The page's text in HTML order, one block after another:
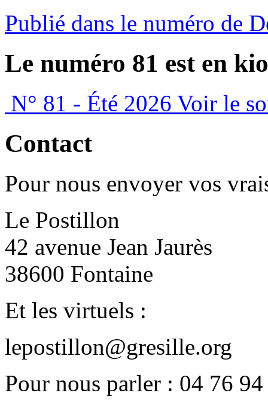
Publié dans le numéro de
Le numéro 81 est en
N° 81 - Été 2026 Voir le
Contact
Pour nous envoyer vos
Le Postillon
42 avenue Jean Jaurès
38600 Fontaine
Et les virtuels :
lepostillon@gresille.org
Pour nous parler : 04 76